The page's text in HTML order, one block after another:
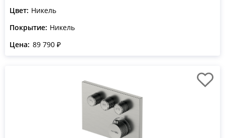
Цвет: Никель
Покрытие: Никель
Цена: 89 790 ₽